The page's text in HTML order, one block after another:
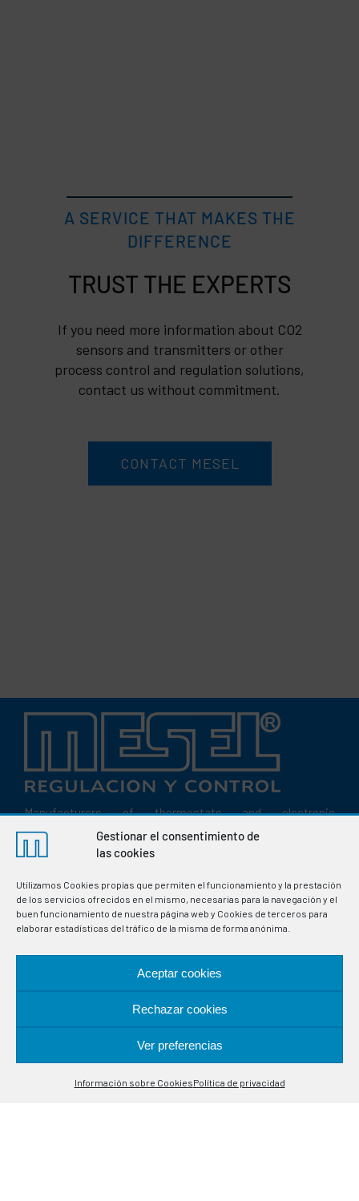
Gestionar el consentimiento de
las cookies
Utilizamos Cookies propias que permiten el funcionamiento y la prestación
de los servicios ofrecidos en el mismo, necesarias para la navegación y el
buen funcionamiento de nuestra página web y Cookies de terceros para
elaborar estadísticas del tráfico de la misma de forma anónima.
Aceptar cookies
Rechazar cookies
Ver preferencias
Información sobre CookiesPolítica de privacidad
A SERVICE THAT MAKES THE
DIFFERENCE
TRUST
If you need more information about CO2
sensors and transmitters or other
process control and regulation solutions,
contact us without commitment.
CONTACT MESEL
Manufacturers of thermostats and electronic
instrumentation for the regulation and control of variables
in industrial processes. Specialists in temperature control
LOCATION
Alcalá de Guadaira, 9-11
08020 Barcelona
(+34) 93 308 85 58
Contáctanos